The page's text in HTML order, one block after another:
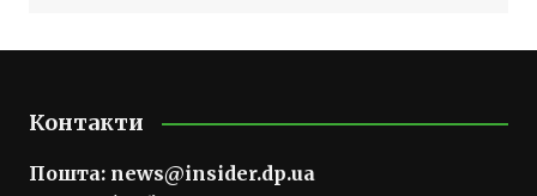
Контакти
Пошта: news@insider.dp.ua